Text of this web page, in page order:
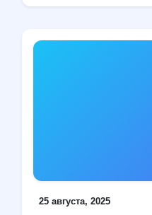
25 августа, 2025